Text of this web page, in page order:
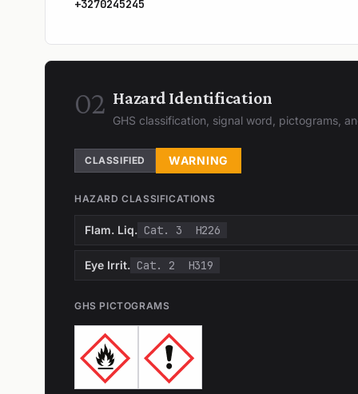
+3270245245
02 Hazard Identification
GHS classification, signal word, pictograms,
CLASSIFIED WARNING
HAZARD CLASSIFICATIONS
Flam. Liq. Cat. 3 H226
Eye Irrit. Cat. 2 H319
GHS PICTOGRAMS